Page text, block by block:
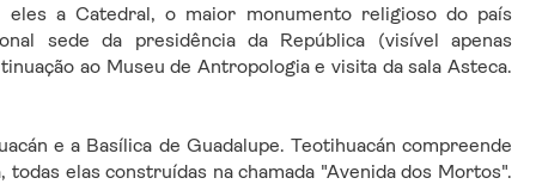
a Catedral, o maior monumento religioso do país
sede da presidência da República (visível apenas
ao Museu de Antropologia e visita da sala Asteca.
e a Basílica de Guadalupe. Teotihuacán compreende
elas construídas na chamada "Avenida dos Mortos".